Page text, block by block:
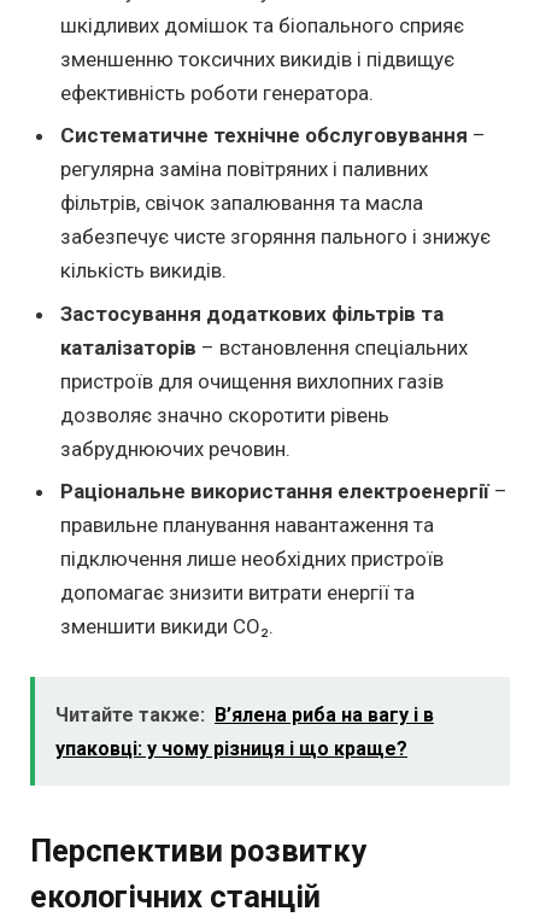
шкідливих домішок та біопального сприяє
зменшенню токсичних викидів і підвищує
ефективність роботи генератора.
Систематичне технічне обслуговування –
регулярна заміна повітряних і паливних
фільтрів, свічок запалювання та масла
забезпечує чисте згоряння пального і знижує
кількість викидів.
Застосування додаткових фільтрів та
каталізаторів – встановлення спеціальних
пристроїв для очищення вихлопних газів
дозволяє значно скоротити рівень
забруднюючих речовин.
Раціональне використання електроенергії–
правильне планування навантаження та
підключення лише необхідних пристроїв
допомагає знизити витрати енергії та
зменшити викиди СО₂.
Читайте также:
В’ялена риба на вагу і в
упаковці: у чому різниця і що краще?
Перспективи розвитку
екологічних станцій